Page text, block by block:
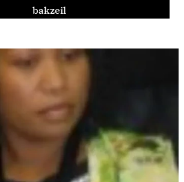
bakzeil